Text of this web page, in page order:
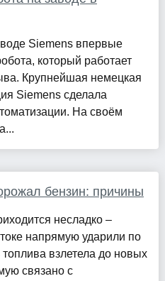
Siemens впервые
который работает
Крупнейшая немецкая
Siemens сделала
На своём
бензин: причины
несладко –
напрямую ударили по
взлетела до новых
связано с